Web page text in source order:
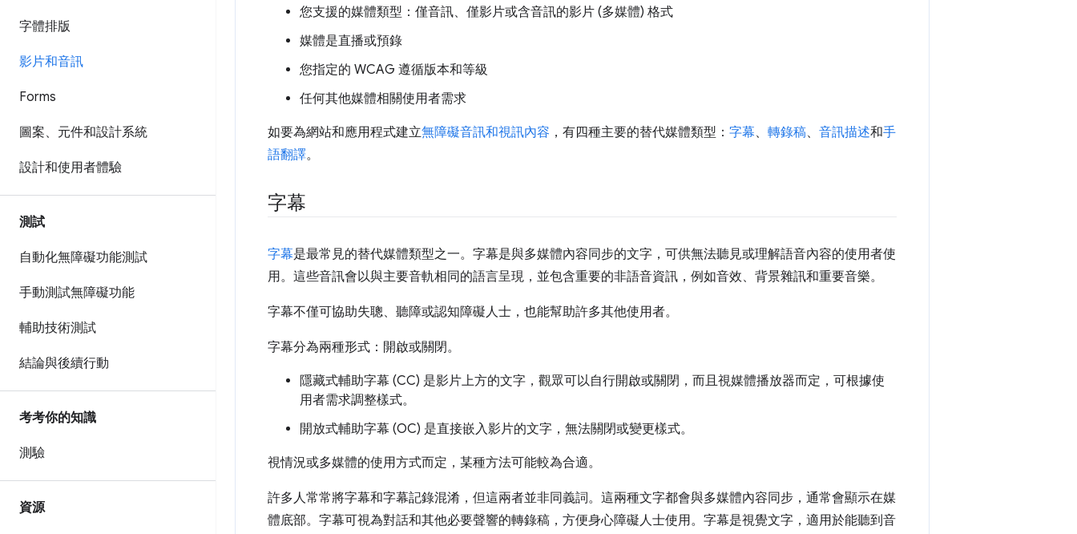
字體排版
影片和音訊
Forms
圖案、元件和設計系統
設計和使用者體驗
測試
自動化無障礙功能測試
手動測試無障礙功能
輔助技術測試
結論與後續行動
考考你的知識
測驗
資源
您支援的媒體類型：僅音訊、僅影片或含音訊的影片 (多媒體) 格式
媒體是直播或預錄
您指定的 WCAG 遵循版本和等級
任何其他媒體相關使用者需求
如要為網站和應用程式建立無障礙音訊和視訊內容 ，有四種主要的替代媒體類型： 字幕、 轉錄稿、 音訊描述和手
語翻譯。
字幕
字幕是最常見的替代媒體類型之一。字幕是與多媒體內容同步的文字，可供無法聽見或理解語音內容的使用者使
用。這些音訊會以與主要音軌相同的語言呈現，並包含重要的非語音資訊，例如音效、背景雜訊和重要音樂。
字幕不僅可協助失聰、聽障或認知障礙人士，也能幫助許多其他使用者。
字幕分為兩種形式：開啟或關閉。
隱藏式輔助字幕 (CC) 是影片上方的文字，觀眾可以自行開啟或關閉，而且視媒體播放器而定，可根據使
用者需求調整樣式。
開放式輔助字幕 (OC) 是直接嵌入影片的文字，無法關閉或變更樣式。
視情況或多媒體的使用方式而定，某種方法可能較為合適。
許多人常常將字幕和字幕記錄混淆，但這兩者並非同義詞。這兩種文字都會與多媒體內容同步，通常會顯示在媒
體底部。字幕可視為對話和其他必要聲響的轉錄稿，方便身心障礙人士使用。字幕是視覺文字，適用於能聽到音